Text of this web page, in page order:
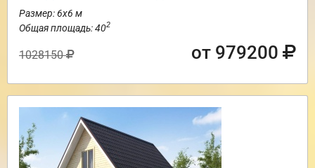
Размер: 6х6 м
Общая площадь: 402
1028150 от 979200